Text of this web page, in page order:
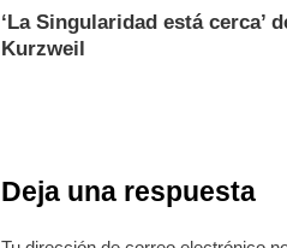
‘La Singularidad está cerca’
Kurzweil
Deja una respuesta